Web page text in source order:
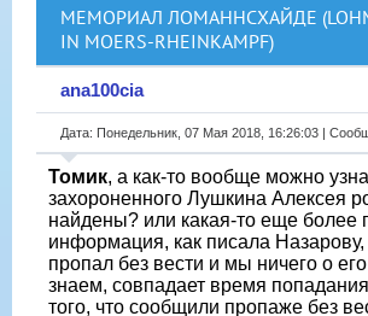
МЕМОРИАЛ ЛОМАННСХАЙДЕ
IN MOERS-RHEINKAMPF)
ana100cia
Дата: Понедельник, 07 Мая 2018, 16:26:03 |
Томик, а как-то вообще можно
захороненного Лушкина Алексея
найдены? или какая-то еще более
информация, как писала
пропал без вести и мы ничего о
знаем, совпадает время
того, что сообщили пропаже без